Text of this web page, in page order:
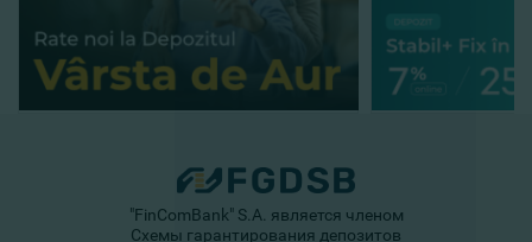
"FinComBank" S.A. является членом
Схемы гарантирования депозитов